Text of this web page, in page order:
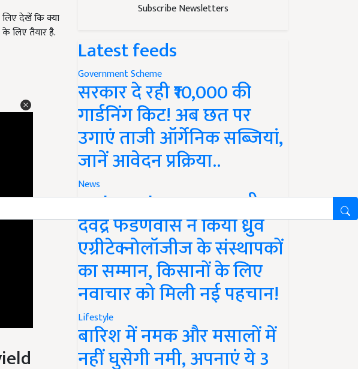
देखें कि क्या
लिए तैयार है.
Subscribe Newsletters
Latest feeds
Government Scheme
सरकार दे रही ₹10,000 की
गार्डनिंग किट! अब छत पर
उगाएं ताजी ऑर्गेनिक सब्जियां,
जानें आवेदन प्रक्रिया..
News
Maharashtra News: सीएम
देवेंद्र फडणवीस ने किया ध्रुव
एग्रीटेक्नोलॉजीज के संस्थापकों
का सम्मान, किसानों के लिए
नवाचार को मिली नई पहचान!
Lifestyle
बारिश में नमक और मसालों में
नहीं घुसेगी नमी, अपनाएं ये 3